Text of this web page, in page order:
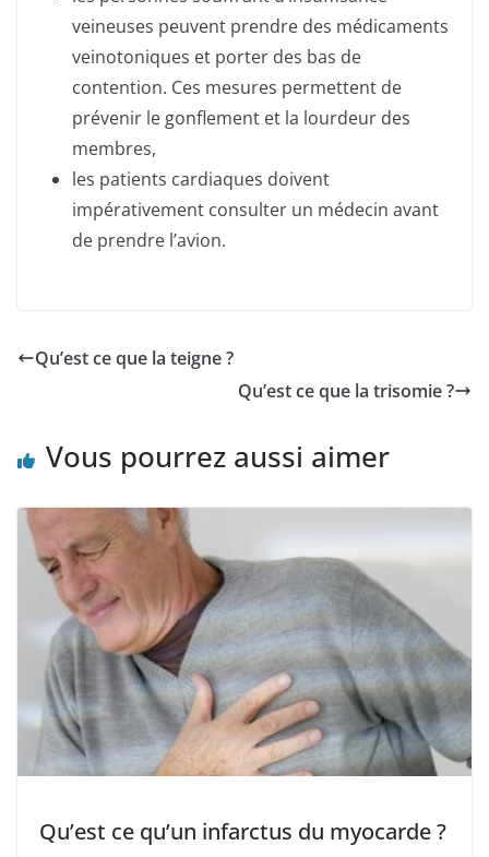
veineuses peuvent prendre des médicaments
veinotoniques et porter des bas de
contention. Ces mesures permettent de
prévenir le gonflement et la lourdeur des
membres,
les patients cardiaques doivent
impérativement consulter un médecin avant
de prendre l’avion.
Qu’est ce que la teigne ?
Qu’est ce que la trisomie ?
Vous pourrez aussi aimer
Qu’est ce qu’un infarctus du myocarde ?